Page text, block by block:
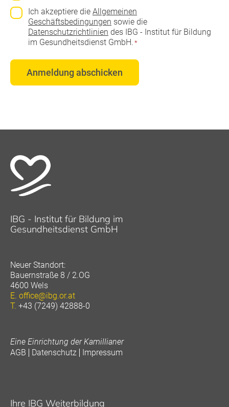
Einwilligung
* Ich akzeptiere die Allgemeinen
Geschäftsbedingungen sowie die
Datenschutzrichtlinien des IBG - Institut für Bildung
im Gesundheitsdienst GmbH. *
IBG - Institut für Bildung im
Gesundheitsdienst GmbH
Neuer Standort:
Bauernstraße 8 / 2.OG
4600 Wels
E. office@ibg.or.at
T. +43 (7249) 42888-0
Eine Einrichtung der Kamillianer
AGB
Datenschutz Impressum
Ihre IBG Weiterbildung